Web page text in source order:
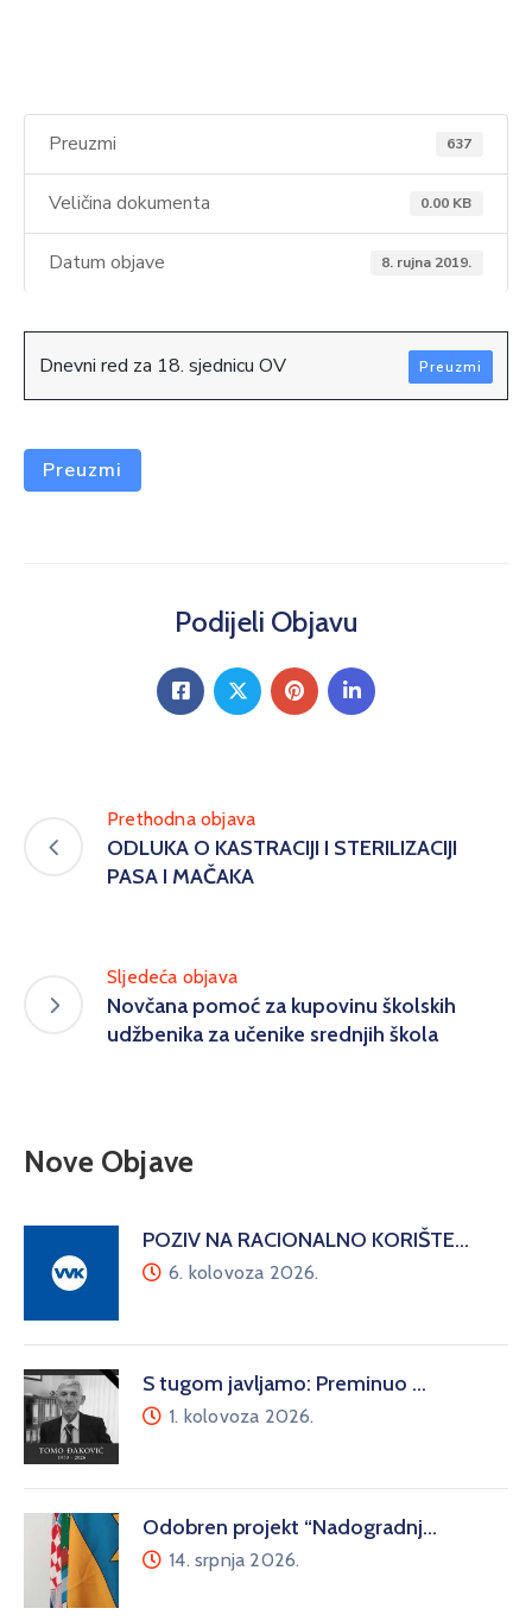
Preuzmi 637
Veličina dokumenta 0.00 KB
Datum objave 8. rujna 2019.
Dnevni red za 18. sjednicu OV Preuzmi
Preuzmi
Podijeli Objavu
Prethodna objava
ODLUKA O KASTRACIJI I STERILIZACIJI
PASA I MAČAKA
Sljedeća objava
Novčana pomoć za kupovinu školskih
udžbenika za učenike srednjih škola
Nove Objave
POZIV NA RACIONALNO KORIŠTE…
6. kolovoza 2026.
S tugom javljamo: Preminuo …
1. kolovoza 2026.
Odobren projekt “Nadogradnj…
14. srpnja 2026.